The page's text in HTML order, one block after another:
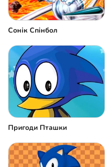
Сонік Спінбол
Пригоди Пташки